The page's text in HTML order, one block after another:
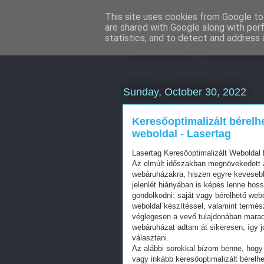
Online
Sunday, October 30, 2022
Keresőoptimalizált
weboldal - Lasertag
Lasertag Keresőoptimalizált
Az elmúlt időszakban
webáruházakra, hiszen egyre
jelenlét hiányában is képes lenne
gondolkodni: saját vagy bérelhető
weboldal készítéssel, valamint
véglegesen a vevő tulajdonában
webáruházat adtam át sikeresen, így
választani.
Az alábbi sorokkal bízom benne,
vagy inkább keresőoptimalizált
This site uses cookies from Google
are shared with Google along with
statistics, and to detect and address